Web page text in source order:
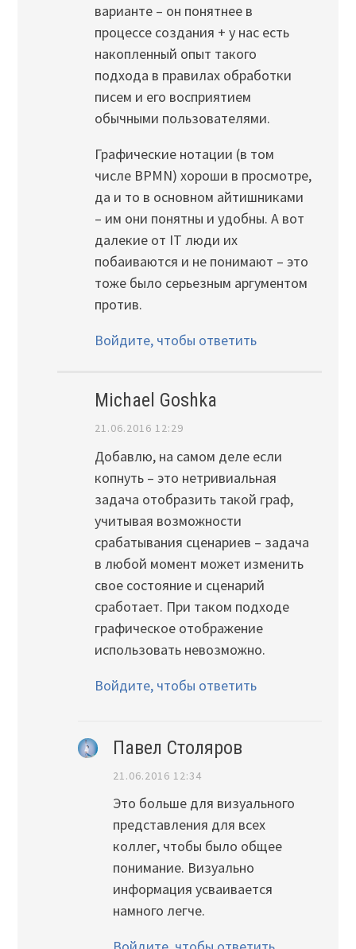
варианте – он понятнее в
процессе создания + у нас есть
накопленный опыт такого
подхода в правилах обработки
писем и его восприятием
обычными пользователями.
Графические нотации (в том
числе BPMN) хороши в просмотре,
да и то в основном айтишниками
– им они понятны и удобны. А вот
далекие от IT люди их
побаиваются и не понимают – это
тоже было серьезным аргументом
против.
Войдите, чтобы ответить
Michael Goshka
21.06.2016 12:29
Добавлю, на самом деле если
копнуть – это нетривиальная
задача отобразить такой граф,
учитывая возможности
срабатывания сценариев – задача
в любой момент может изменить
свое состояние и сценарий
сработает. При таком подходе
графическое отображение
использовать невозможно.
Войдите, чтобы ответить
Павел Столяров
21.06.2016 12:34
Это больше для визуального
представления для всех
коллег, чтобы было общее
понимание. Визуально
информация усваивается
намного легче.